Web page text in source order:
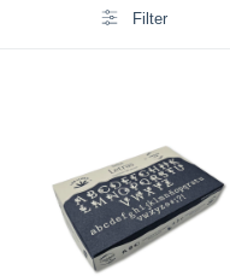
Filter